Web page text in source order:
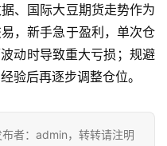
、国际大豆期货走势作为
，新手急于盈利，单次仓
动时导致重大亏损；规避
验后再逐步调整仓位。
者：admin，转转请注明